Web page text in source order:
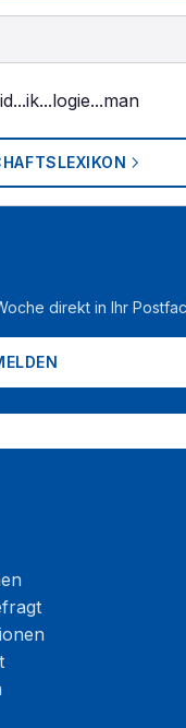
...ik...logie...man
direkt in Ihr